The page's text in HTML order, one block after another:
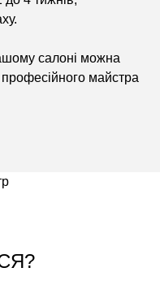
салоні можна
майстра